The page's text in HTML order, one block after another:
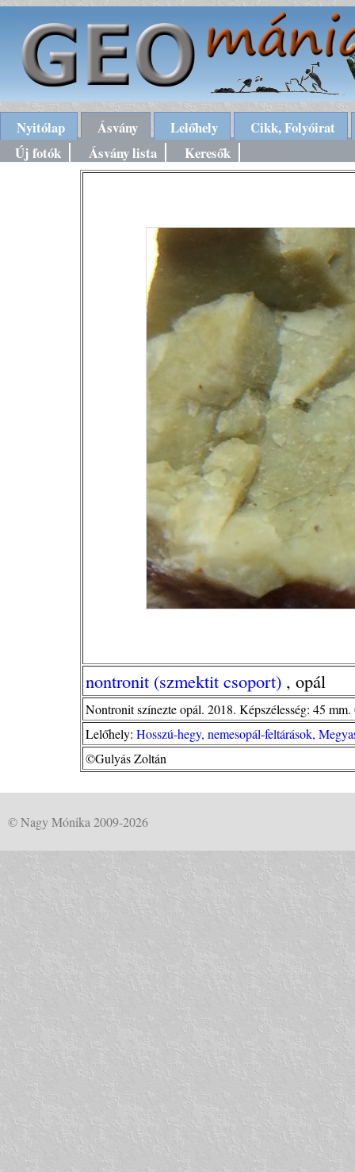
Nyitólap Ásvány Lelőhely
Cikk, Folyóirat
Új fotók
Ásvány lista Keresők
nontronit (szmektit csoport) , opál
Nontronit színezte opál. 2018. Képszélesség: 45
Lelőhely: Hosszú-hegy, nemesopál-feltárások,
©Gulyás Zoltán
© Nagy Mónika 2009-2026